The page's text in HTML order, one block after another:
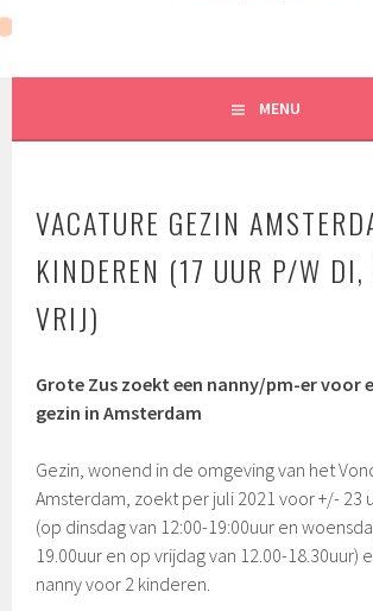
MENU
VACATURE GEZIN
KINDEREN (17 UUR P/W DI,
VRIJ)
Grote Zus zoekt een nanny/pm-er voor
gezin in Amsterdam
Gezin, wonend in de omgeving van het
Amsterdam, zoekt per juli 2021 voor +/- 23
(op dinsdag van 12:00-19:00uur en
19.00uur en op vrijdag van 12.00-18.30uur)
nanny voor 2 kinderen.